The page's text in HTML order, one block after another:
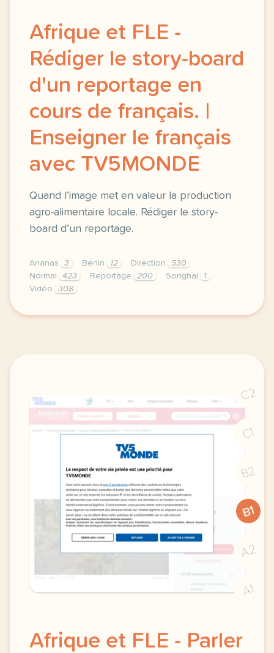
Afrique et FLE -
Rédiger le story-board
d'un reportage en
cours de français. |
Enseigner le français
avec TV5MONDE
Quand l’image met en valeur la production
agro-alimentaire locale. Rédiger le story-
board d’un reportage.
Ananas 3 Bénin 12 Direction
530
Normal
423 Reportage 200 Songhaï
1
Vidéo
308
didomi host didomi components button cursor
C2
C1
B2
B1
A2
A1
Afrique et FLE - Parler